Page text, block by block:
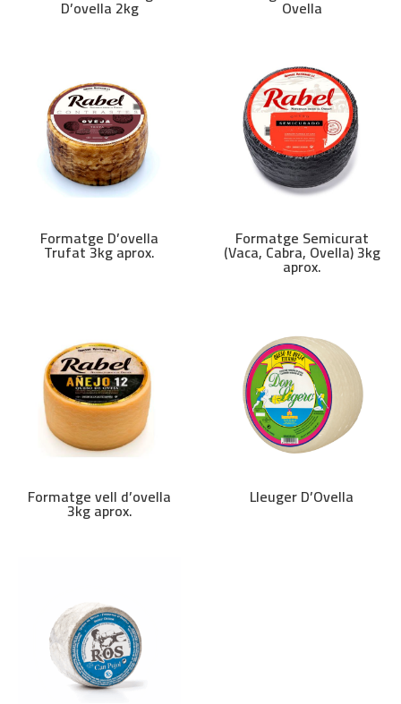
D’ovella 2kg Ovella
Formatge D’ovella
Trufat 3kg aprox.
Formatge Semicurat
(Vaca, Cabra, Ovella) 3kg
aprox.
Formatge vell d’ovella
3kg aprox.
Lleuger D’Ovella